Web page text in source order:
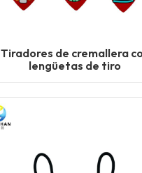
Tiradores de cremallera
lengüetas de tiro